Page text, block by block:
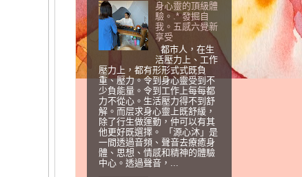
身心靈的頂級體
驗。.* 發掘自
我。五感六覺新
享受
都巿人，在生
活壓力上、工作
壓力上，都有形形式式既負
重、壓力。令到身心靈受到不
少負能量。令到工作上每每都
力不從心。生活壓力得不到舒
解。而层求身心靈上既舒緩，
除了行生做運動，仲可以有其
他更好既選擇。 「源心沐」是
一間透過音頻、聲音去療癒身
體、思想、情感和精神的體驗
中心。透過聲音，...